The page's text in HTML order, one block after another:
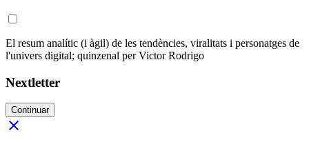
El resum analític (i àgil) de les tendències, viralitats i personatges de
l'univers digital; quinzenal per Victor Rodrigo
Nextletter
Continuar
close